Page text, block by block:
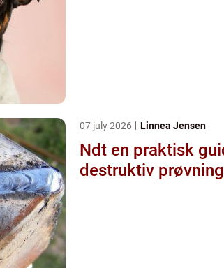
07 july 2026 Linnea Jensen
Ndt en praktisk guide til ikke-
destruktiv prøvning